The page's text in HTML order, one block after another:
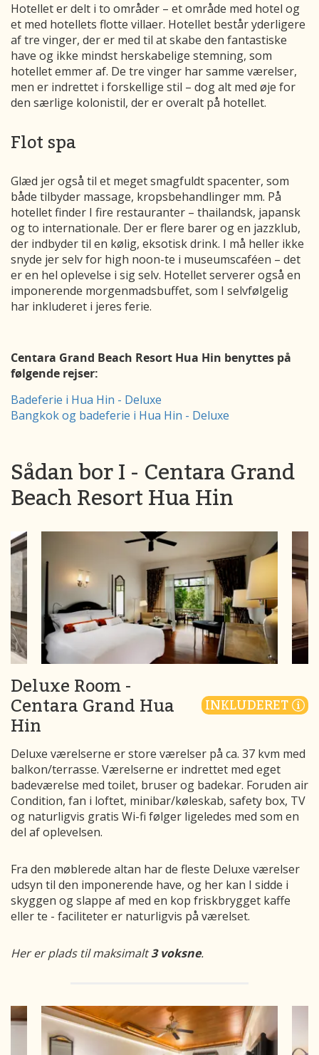
Hotellet er delt i to områder – et område med hotel og
et med hotellets flotte villaer. Hotellet består yderligere
af tre vinger, der er med til at skabe den fantastiske
have og ikke mindst herskabelige stemning, som
hotellet emmer af. De tre vinger har samme værelser,
men er indrettet i forskellige stil – dog alt med øje for
den særlige kolonistil, der er overalt på hotellet.
Flot spa
Glæd jer også til et meget smagfuldt spacenter, som
både tilbyder massage, kropsbehandlinger mm. På
hotellet finder I fire restauranter – thailandsk, japansk
og to internationale. Der er flere barer og en jazzklub,
der indbyder til en kølig, eksotisk drink. I må heller ikke
snyde jer selv for high noon-te i museumscaféen – det
er en hel oplevelse i sig selv. Hotellet serverer også en
imponerende morgenmadsbuffet, som I selvfølgelig
har inkluderet i jeres ferie.
Centara Grand Beach Resort Hua Hin benyttes på
følgende rejser:
Badeferie i Hua Hin - Deluxe
Bangkok og badeferie i Hua Hin - Deluxe
Sådan bor I - Centara Grand
Beach Resort Hua Hin
Deluxe Room -
Centara Grand Hua
Hin
INKLUDERET
Deluxe værelserne er store værelser på ca. 37 kvm med
balkon/terrasse. Værelserne er indrettet med eget
badeværelse med toilet, bruser og badekar. Foruden air
Condition, fan i loftet, minibar/køleskab, safety box, TV
og naturligvis gratis Wi-fi følger ligeledes med som en
del af oplevelsen.
Fra den møblerede altan har de fleste Deluxe værelser
udsyn til den imponerende have, og her kan I sidde i
skyggen og slappe af med en kop friskbrygget kaffe
eller te - faciliteter er naturligvis på værelset.
Her er plads til maksimalt3 voksne.